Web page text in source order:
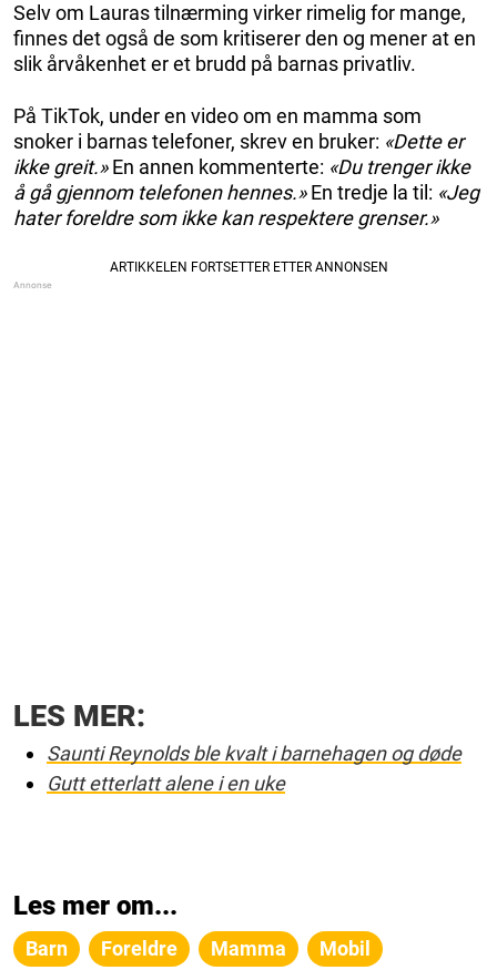
Selv om Lauras tilnærming virker rimelig for mange,
finnes det også de som kritiserer den og mener at en
slik årvåkenhet er et brudd på barnas privatliv.
På TikTok, under en video om en mamma som
snoker i barnas telefoner, skrev en bruker: «Dette er
ikke greit.»En annen kommenterte: «Du trenger ikke
å gå gjennom telefonen hennes.»En tredje la til: «Jeg
hater foreldre som ikke kan respektere grenser.»
LES MER:
Saunti Reynolds ble kvalt i barnehagen og døde
Gutt etterlatt alene i en uke
Les mer om...
Barn Foreldre Mamma Mobil